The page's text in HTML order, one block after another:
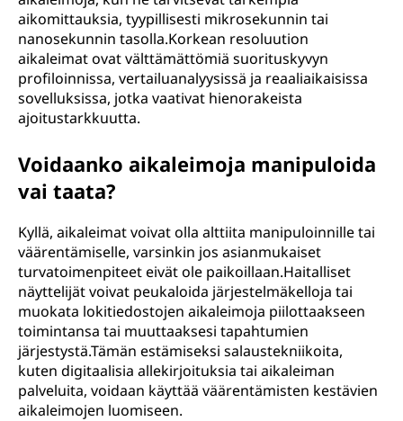
aikomittauksia, tyypillisesti mikrosekunnin tai
nanosekunnin tasolla.Korkean resoluution
aikaleimat ovat välttämättömiä suorituskyvyn
profiloinnissa, vertailuanalyysissä ja reaaliaikaisissa
sovelluksissa, jotka vaativat hienorakeista
ajoitustarkkuutta.
Voidaanko aikaleimoja manipuloida
vai taata?
Kyllä, aikaleimat voivat olla alttiita manipuloinnille tai
väärentämiselle, varsinkin jos asianmukaiset
turvatoimenpiteet eivät ole paikoillaan.Haitalliset
näyttelijät voivat peukaloida järjestelmäkelloja tai
muokata lokitiedostojen aikaleimoja piilottaakseen
toimintansa tai muuttaaksesi tapahtumien
järjestystä.Tämän estämiseksi salaustekniikoita,
kuten digitaalisia allekirjoituksia tai aikaleiman
palveluita, voidaan käyttää väärentämisten kestävien
aikaleimojen luomiseen.